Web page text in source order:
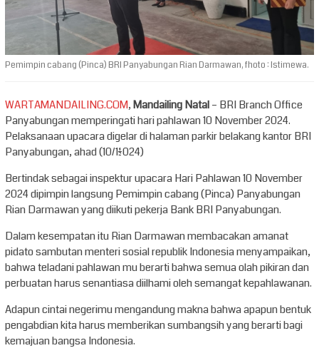
Pemimpin cabang (Pinca) BRI Panyabungan Rian Darmawan, fhoto : Istimewa.
WARTAMANDAILING.COM,Mandailing Natal– BRI Branch Office
Panyabungan memperingati hari pahlawan 10 November 2024.
Pelaksanaan upacara digelar di halaman parkir belakang kantor BRI
Panyabungan, ahad (10/11/2024)
Bertindak sebagai inspektur upacara Hari Pahlawan 10 November
2024 dipimpin langsung Pemimpin cabang (Pinca) Panyabungan
Rian Darmawan yang diikuti pekerja Bank BRI Panyabungan.
Dalam kesempatan itu Rian Darmawan membacakan amanat
pidato sambutan menteri sosial republik Indonesia menyampaikan,
bahwa teladani pahlawan mu berarti bahwa semua olah pikiran dan
perbuatan harus senantiasa diilhami oleh semangat kepahlawanan.
Adapun cintai negerimu mengandung makna bahwa apapun bentuk
pengabdian kita harus memberikan sumbangsih yang berarti bagi
kemajuan bangsa Indonesia.